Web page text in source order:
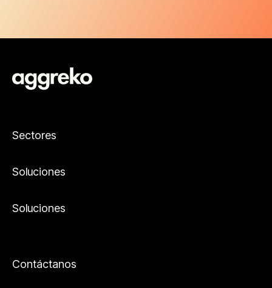
Sectores
Soluciones
Soluciones
Contáctanos